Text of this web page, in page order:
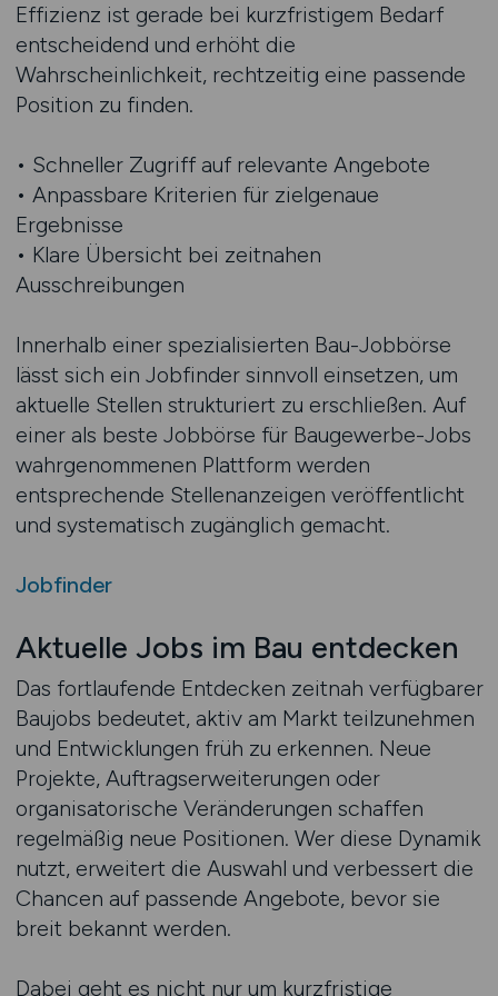
Effizienz ist gerade bei kurzfristigem Bedarf
entscheidend und erhöht die
Wahrscheinlichkeit, rechtzeitig eine passende
Position zu finden.
• Schneller Zugriff auf relevante Angebote
• Anpassbare Kriterien für zielgenaue
Ergebnisse
• Klare Übersicht bei zeitnahen
Ausschreibungen
Innerhalb einer spezialisierten Bau-Jobbörse
lässt sich ein Jobfinder sinnvoll einsetzen, um
aktuelle Stellen strukturiert zu erschließen. Auf
einer als beste Jobbörse für Baugewerbe-Jobs
wahrgenommenen Plattform werden
entsprechende Stellenanzeigen veröffentlicht
und systematisch zugänglich gemacht.
Jobfinder
Aktuelle Jobs im Bau entdecken
Das fortlaufende Entdecken zeitnah verfügbarer
Baujobs bedeutet, aktiv am Markt teilzunehmen
und Entwicklungen früh zu erkennen. Neue
Projekte, Auftragserweiterungen oder
organisatorische Veränderungen schaffen
regelmäßig neue Positionen. Wer diese Dynamik
nutzt, erweitert die Auswahl und verbessert die
Chancen auf passende Angebote, bevor sie
breit bekannt werden.
Dabei geht es nicht nur um kurzfristige